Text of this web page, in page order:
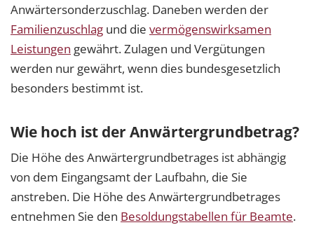
Anwärtersonderzuschlag. Daneben werden der
Familienzuschlag und die vermögenswirksamen
Leistungen gewährt. Zulagen und Vergütungen
werden nur gewährt, wenn dies bundesgesetzlich
besonders bestimmt ist.
Wie hoch ist der Anwärtergrundbetrag?
Die Höhe des Anwärtergrundbetrages ist abhängig
von dem Eingangsamt der Laufbahn, die Sie
anstreben. Die Höhe des Anwärtergrundbetrages
entnehmen Sie den Besoldungstabellen für Beamte.